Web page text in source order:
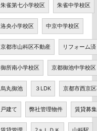
朱雀第七小学校区 朱雀中学校区
洛央小学校区 中京中学校区
京都市山科区不動産 リフォーム済
御所南小学校区 京都御池中学校区
烏丸御池 ３LDK 京都市西京
戸建て 弊社管理物件 賃貸募